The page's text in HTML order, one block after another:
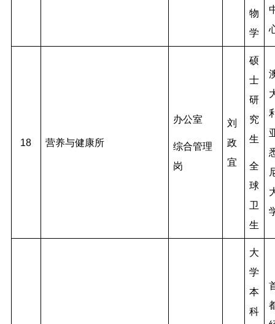
物
学
18 营养与健康所
办公室
综合管理
岗
刘
政
宜
硕
士
研
究
生
全
球
卫
生
大
学
本
科